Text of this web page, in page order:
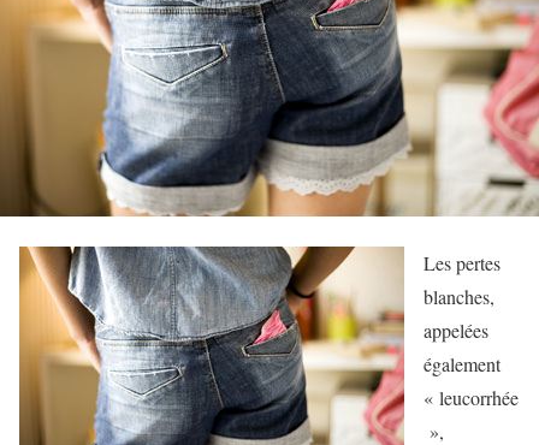
Les pertes
blanches,
appelées
également
« leucorrhée
»,